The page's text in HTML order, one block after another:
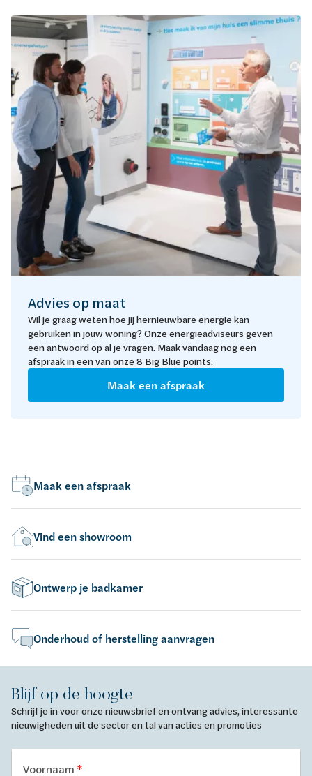
Advies op maat
Wil je graag weten hoe jij hernieuwbare energie kan
gebruiken in jouw woning? Onze energieadviseurs geven
een antwoord op al je vragen. Maak vandaag nog een
afspraak in een van onze 8 Big Blue points.
Maak een afspraak
Maak een afspraak
Vind een showroom
Ontwerp je badkamer
Onderhoud of herstelling aanvragen
Blijf op de hoogte
Schrijf je in voor onze nieuwsbrief en ontvang advies, interessante
nieuwigheden uit de sector en tal van acties en promoties
Voornaam